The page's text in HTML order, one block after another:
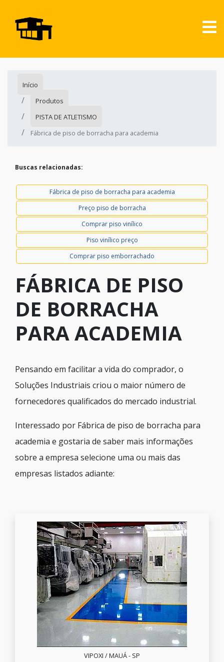
Início
Produtos
PISTA DE ATLETISMO
Fábrica de piso de borracha para academia
Buscas relacionadas:
Fábrica de piso de borracha para academia
Preço piso de borracha
Comprar piso vinílico
Piso vinílico preço
Comprar piso emborrachado
FÁBRICA DE PISO
DE BORRACHA
PARA ACADEMIA
Pensando em facilitar a vida do comprador, o
Soluções Industriais criou o maior número de
fornecedores qualificados do mercado industrial.
Interessado por Fábrica de piso de borracha para
academia e gostaria de saber mais informações
sobre a empresa selecione uma ou mais das
empresas listados adiante:
VIPOXI / MAUÁ - SP